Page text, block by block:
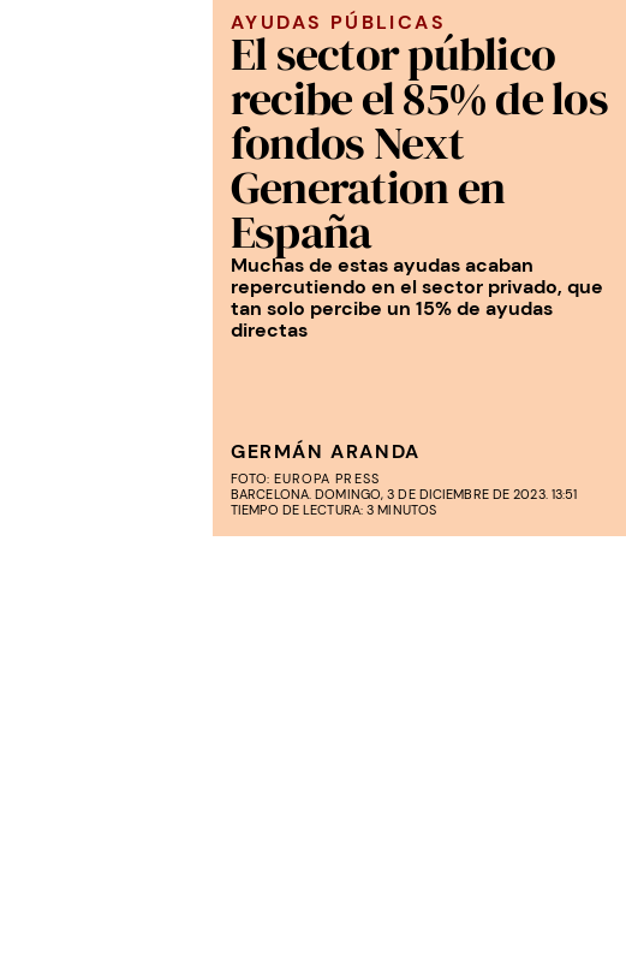
AYUDAS PÚBLICAS
El sector público
recibe el 85% de los
fondos Next
Generation en
España
Muchas de estas ayudas acaban
repercutiendo en el sector privado, que
tan solo percibe un 15% de ayudas
directas
GERMÁN ARANDA
FOTO: EUROPA PRESS
BARCELONA. DOMINGO, 3 DE DICIEMBRE DE 2023. 13:51
TIEMPO DE LECTURA: 3 MINUTOS